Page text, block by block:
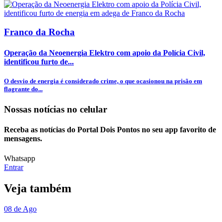
Franco da Rocha
Operação da Neoenergia Elektro com apoio da Polícia Civil,
identificou furto de...
O desvio de energia é considerado crime, o que ocasionou na prisão em
flagrante do...
Nossas notícias no celular
Receba as notícias do Portal Dois Pontos no seu app favorito de
mensagens.
Whatsapp
Entrar
Veja também
08 de Ago